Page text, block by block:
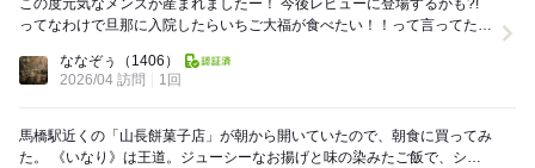
この度元気なメンズが産まれましたー！ 今後レビューに登場するかも?!
ってなわけで旦那に入院したらいちご大福が食べたい！！って言ってたら
ななぞぅ
（1406）
2026/04 訪問
1回
馬橋駅近くの「山長餅菓子店」が朝から開いていたので、朝食に買ってみ
た。 《いなり》は王道。ジューシーなお揚げと味の染みたご飯で、シン